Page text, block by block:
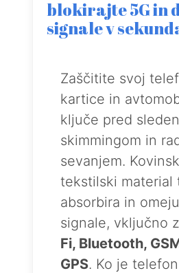
blokirajte 5G in
signale v
Zaščitite svoj
kartice in
ključe pred
skimmingom in
sevanjem.
tekstilski material
absorbira in
signale, vključno z
Fi, Bluetooth,
GPS. Ko je